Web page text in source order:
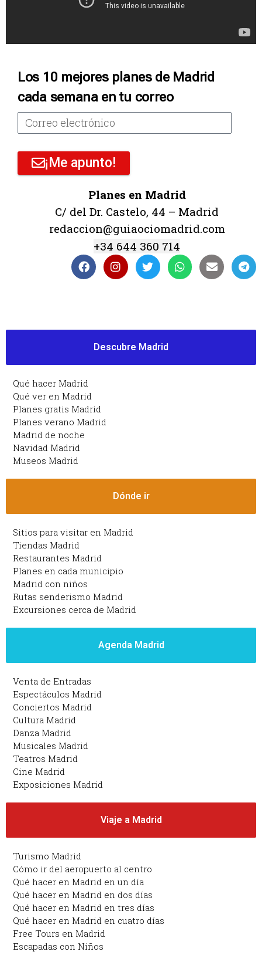
Los 10 mejores planes de Madrid
cada semana en tu correo
¡Me apunto!
Planes en Madrid
C/ del Dr. Castelo, 44 – Madrid
redaccion@guiaociomadrid.com
+34 644 360 714
Descubre Madrid
Qué hacer Madrid
Qué ver en Madrid
Planes gratis Madrid
Planes verano Madrid
Madrid de noche
Navidad Madrid
Museos Madrid
Dónde ir
Sitios para visitar en Madrid
Tiendas Madrid
Restaurantes Madrid
Planes en cada municipio
Madrid con niños
Rutas senderismo Madrid
Excursiones cerca de Madrid
Agenda Madrid
Venta de Entradas
Espectáculos Madrid
Conciertos Madrid
Cultura Madrid
Danza Madrid
Musicales Madrid
Teatros Madrid
Cine Madrid
Exposiciones Madrid
Viaje a Madrid
Turismo Madrid
Cómo ir del aeropuerto al centro
Qué hacer en Madrid en un día
Qué hacer en Madrid en dos días
Qué hacer en Madrid en tres días
Qué hacer en Madrid en cuatro días
Free Tours en Madrid
Escapadas con Niños